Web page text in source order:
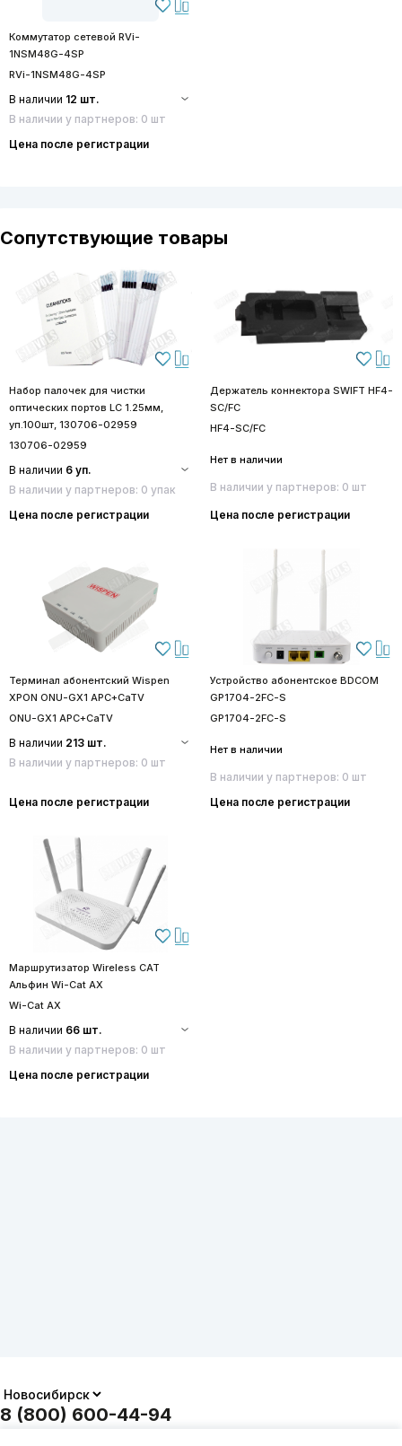
Коммутатор сетевой RVi-
1NSM48G-4SP
RVi-1NSM48G-4SP
В наличии 12 шт.
В наличии у партнеров: 0 шт
Цена после регистрации
Сопутствующие товары
Набор палочек для чистки
оптических портов LC 1.25мм,
уп.100шт, 130706-02959
130706-02959
В наличии 6 уп.
В наличии у партнеров: 0 упак
Цена после регистрации
Держатель коннектора SWIFT HF4-
SC/FC
HF4-SC/FC
Нет в наличии
В наличии у партнеров: 0 шт
Цена после регистрации
Терминал абонентский Wispen
XPON ONU-GX1 APC+CaTV
ONU-GX1 APC+CaTV
В наличии 213 шт.
В наличии у партнеров: 0 шт
Цена после регистрации
Устройство абонентское BDCOM
GP1704-2FC-S
GP1704-2FC-S
Нет в наличии
В наличии у партнеров: 0 шт
Цена после регистрации
Маршрутизатор Wireless CAT
Альфин Wi-Cat AX
Wi-Cat AX
В наличии 66 шт.
В наличии у партнеров: 0 шт
Цена после регистрации
8 (800) 600-44-94